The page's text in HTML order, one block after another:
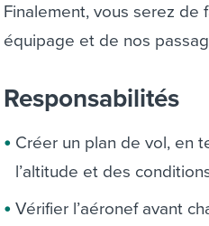
Finalement, vous serez
équipage et de nos
Responsabilités
Créer un plan de vol, en
l’altitude et des
Vérifier l’aéronef avant